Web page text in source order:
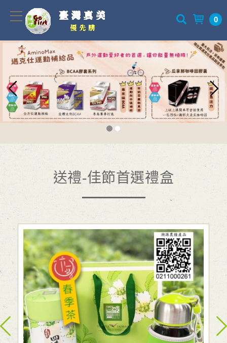
0
送禮-佳節首選禮盒